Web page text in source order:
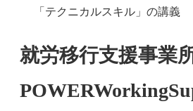
「テクニカルスキル」の講義
就労移行支援事業